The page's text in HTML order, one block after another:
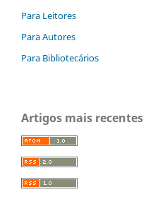
Para Leitores
Para Autores
Para Bibliotecários
Artigos mais recentes